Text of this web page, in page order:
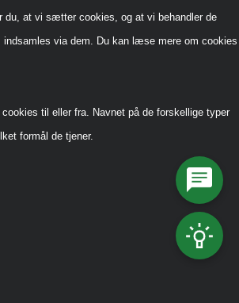
du, at vi sætter cookies, og at vi behandler de
indsamles via dem. Du kan læse mere om cookies
til eller fra. Navnet på de forskellige typer
formål de tjener.